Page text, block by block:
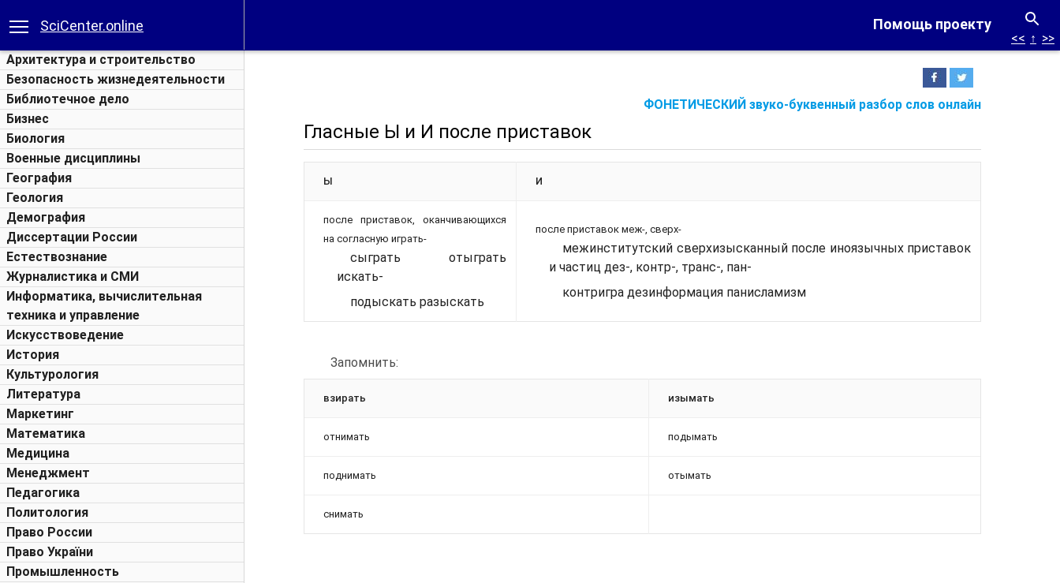
Помощь проекту
SciCenter.online
Архитектура и строительство
Безопасность жизнедеятельности
Библиотечное дело
Бизнес
Биология
Военные дисциплины
География
Геология
Демография
Диссертации России
Естествознание
Журналистика и СМИ
Информатика, вычислительная
техника и управление
Искусствоведение
История
Культурология
Литература
Маркетинг
Математика
Медицина
Менеджмент
Педагогика
Политология
Право России
Право України
Промышленность
ФОНЕТИЧЕСКИЙ звуко-буквенный разбор слов онлайн
<< ↑ >>
Гласные Ы и И после приставок
Ы И
после приставок, оканчивающихся
на согласную играть-
сыграть отыграть
искать-
подыскать разыскать
после приставок меж-, сверх-
межинститутский сверхизысканный после иноязычных приставок
и частиц дез-, контр-, транс-, пан-
контригра дезинформация панисламизм
Запомнить:
взирать изымать
отнимать подымать
поднимать отымать
снимать